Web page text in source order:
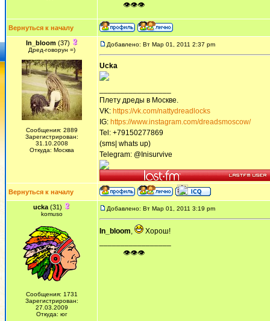
ᅠ ᅠ ᅠ👁👁👁
Вернуться к началу
In_bloom(37)
Дред-говорун =)
Сообщения: 2889
Зарегистрирован:
31.10.2008
Откуда: Москва
Добавлено: Вт Мар 01, 2011 2:37 pm
Ucka
Плету дреды в Москве.
VK: https://vk.com/nattydreadlocks
IG: https://www.instagram.com/dreadsmoscow/
Tel: +79150277869
(sms| whats up)
Telegram: @Inisurvive
Вернуться к началу
ucka (31)
komuso
Сообщения: 1731
Зарегистрирован:
27.03.2009
Откуда: юг
Добавлено: Вт Мар 01, 2011 3:19 pm
In_bloom,
Хорош!
ᅠ ᅠ ᅠ👁👁👁